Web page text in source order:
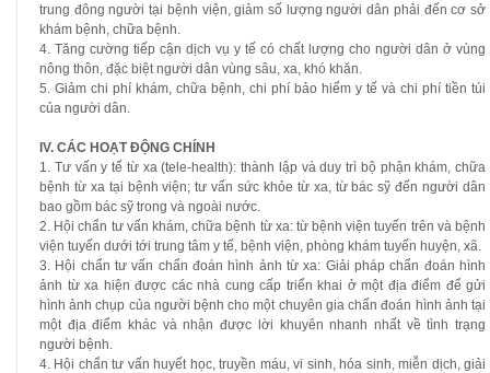
trung đông người tại bệnh viện, giảm số lượng người dân phải đến cơ sở
khám bệnh, chữa bệnh.
4. Tăng cường tiếp cận dịch vụ y tế có chất lượng cho người dân ở vùng
nông thôn, đặc biệt người dân vùng sâu, xa, khó khăn.
5. Giảm chi phí khám, chữa bệnh, chi phí bảo hiểm y tế và chi phí tiền túi
của người dân.
IV. CÁC HOẠT ĐỘNG CHÍNH
1. Tư vấn y tế từ xa (tele-health): thành lập và duy trì bộ phận khám, chữa
bệnh từ xa tại bệnh viện; tư vấn sức khỏe từ xa, từ bác sỹ đến người dân
bao gồm bác sỹ trong và ngoài nước.
2. Hội chẩn tư vấn khám, chữa bệnh từ xa: từ bệnh viện tuyến trên và bệnh
viện tuyến dưới tới trung tâm y tế, bệnh viện, phòng khám tuyến huyện, xã.
3. Hội chẩn tư vấn chẩn đoán hình ảnh từ xa: Giải pháp chẩn đoán hình
ảnh từ xa hiện được các nhà cung cấp triển khai ở một địa điểm để gửi
hình ảnh chụp của người bệnh cho một chuyên gia chẩn đoán hình ảnh tại
một địa điểm khác và nhận được lời khuyên nhanh nhất về tình trạng
người bệnh.
4. Hội chẩn tư vấn huyết học, truyền máu, vi sinh, hóa sinh, miễn dịch, giải